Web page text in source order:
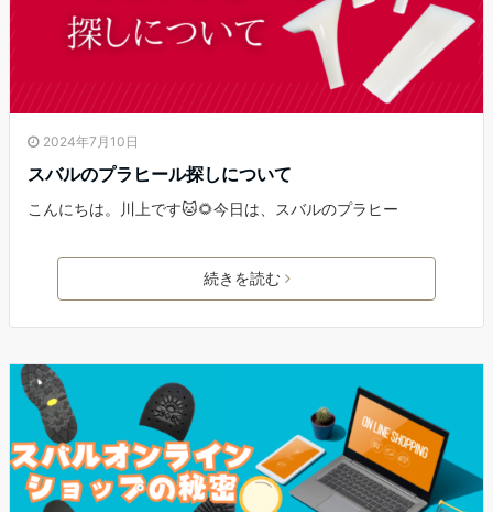
2024年7月10日
スバルのプラヒール探しについて
こんにちは。川上です🐱🌻今日は、スバルのプラヒー
続きを読む